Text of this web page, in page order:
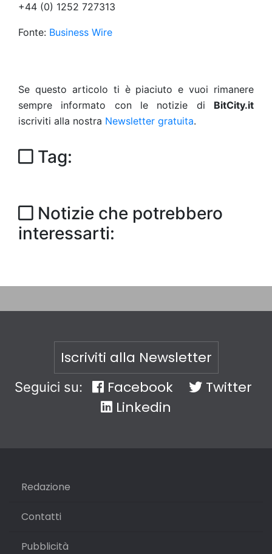
+44 (0) 1252 727313
Fonte: Business Wire
Se questo articolo ti è piaciuto e vuoi rimanere
sempre informato con le notizie di BitCity.it
iscriviti alla nostra Newsletter gratuita.
Tag:
Notizie che potrebbero
interessarti:
Iscriviti alla Newsletter
Seguici su: Facebook
Twitter
Linkedin
Redazione
Contatti
Pubblicità